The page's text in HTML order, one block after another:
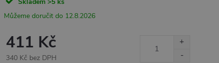
12.8.2026
411 Kč
340 Kč bez DPH